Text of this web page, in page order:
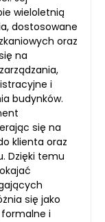
wieloletnią
dostosowane
oraz
na
i
budynków.
się na
klienta oraz
Dzięki temu
się jako
i